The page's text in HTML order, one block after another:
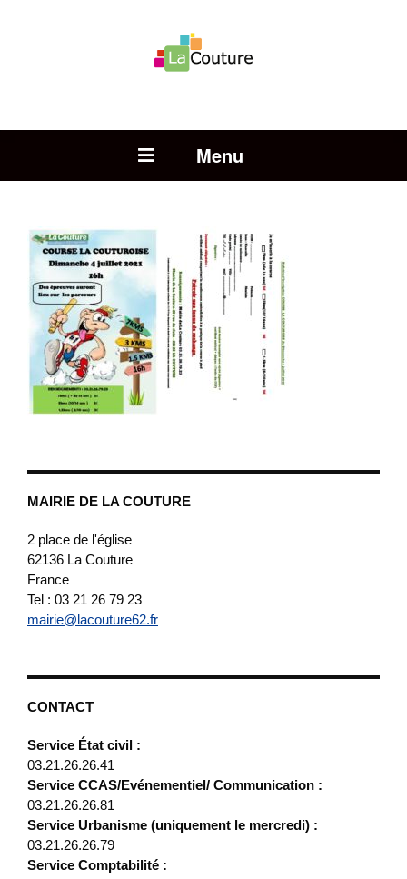
Open Menu
MAIRIE DE LA COUTURE
2 place de l'église
62136 La Couture
France
Tel : 03 21 26 79 23
mairie@lacouture62.fr
CONTACT
Service État civil :
03.21.26.26.41
Service CCAS/Evénementiel/ Communication :
03.21.26.26.81
Service Urbanisme (uniquement le mercredi) :
03.21.26.26.79
Service Comptabilité :